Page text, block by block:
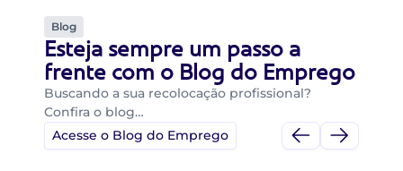
Blog
Esteja sempre um passo a
frente com o Blog do Emprego
Buscando a sua recolocação profissional?
Confira o blog…
Acesse o Blog do Emprego